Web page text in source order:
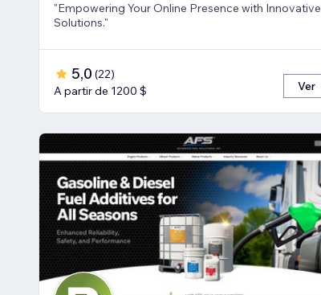
"Empowering Your Online Presence with Innovative
Solutions."
5,0 (22)
A partir de 1200 $
Ver